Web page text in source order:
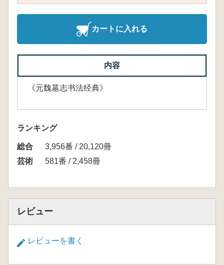
カートに入れる
内容
《元魏墓志书法经典》
ランキング
総合
3,956番 / 20,120冊
芸術
581番 / 2,458冊
レビュー
レビューを書く